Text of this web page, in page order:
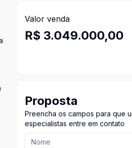
Valor venda
R$ 3.049.000,00
Proposta
Preencha os campos para que
especialistas entre em contato